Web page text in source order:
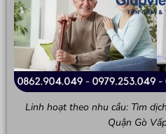
Linh hoạt theo nhu cầu: Tìm
Quận Gò